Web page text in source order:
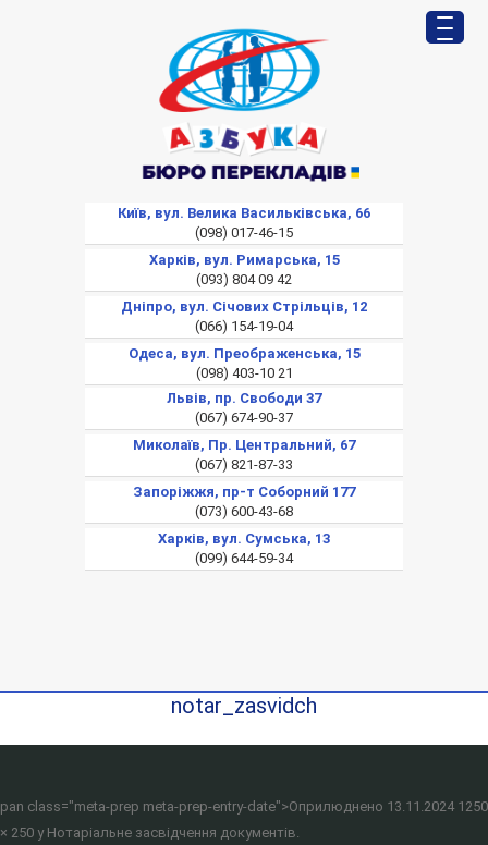
Київ, вул. Велика Васильківська, 66
(098) 017-46-15
Харків, вул. Римарська, 15
(093) 804 09 42
Дніпро, вул. Січових Стрільців, 12
(066) 154-19-04
Одеса, вул. Преображенська, 15
(098) 403-10 21
Львів, пр. Свободи 37
(067) 674-90-37
Миколаїв, Пр. Центральний, 67
(067) 821-87-33
Запоріжжя, пр-т Соборний 177
(073) 600-43-68
Харків, вул. Сумська, 13
(099) 644-59-34
notar_zasvidch
pan class="meta-prep meta-prep-entry-date">Оприлюднено 13.11.2024 1250
× 250 у Нотаріальне засвідчення документів